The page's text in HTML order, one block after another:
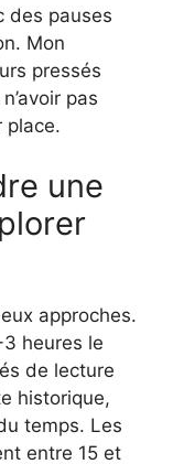
des pauses
Mon
pressés
pas
place.
une
approches.
heures le
de lecture
historique,
temps. Les
entre 15 et